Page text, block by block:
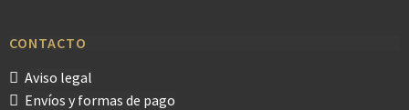
CONTACTO
Aviso legal
Envíos y formas de pago